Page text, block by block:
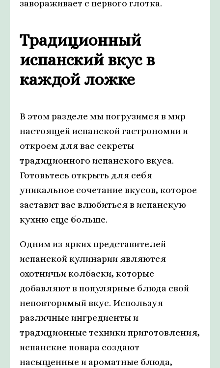
завораживает с первого глотка.
Традиционный
испанский вкус в
каждой ложке
В этом разделе мы погрузимся в мир
настоящей испанской гастрономии и
откроем для вас секреты
традиционного испанского вкуса.
Готовьтесь открыть для себя
уникальное сочетание вкусов, которое
заставит вас влюбиться в испанскую
кухню еще больше.
Одним из ярких представителей
испанской кулинарии являются
охотничьи колбаски, которые
добавляют в популярные блюда свой
неповторимый вкус. Используя
различные ингредиенты и
традиционные техники приготовления,
испанские повара создают
насыщенные и ароматные блюда,